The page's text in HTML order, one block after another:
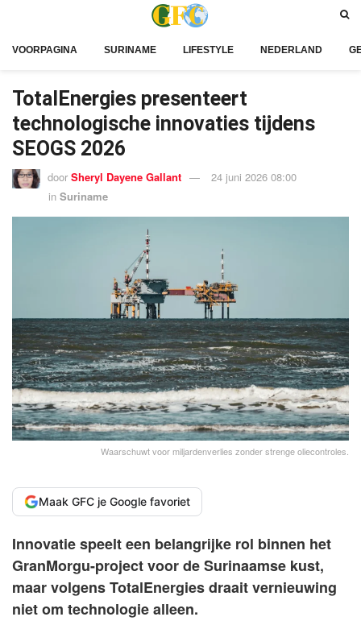
VOORPAGINA SURINAME LIFESTYLE NEDERLAND
TotalEnergies presenteert
technologische innovaties tijdens
SEOGS 2026
door Sheryl Dayene Gallant
24 juni 2026 08:00
in Suriname
Waarschuwt voor miljardenverlies zonder strenge oliecontroles.
Maak GFC je Google favoriet
Innovatie speelt een belangrijke rol binnen het
GranMorgu-project voor de Surinaamse kust,
maar volgens TotalEnergies draait vernieuwing
niet om technologie alleen.